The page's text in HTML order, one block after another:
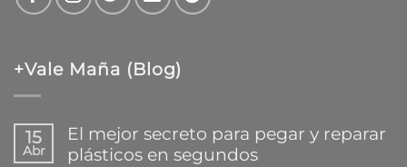
+Vale Maña (Blog)
15
Abr
El mejor secreto para pegar y reparar
plásticos en segundos